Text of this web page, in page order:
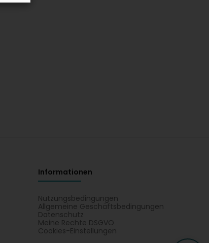
Informationen
Nutzungsbedingungen
Allgemeine Geschäftsbedingungen
Datenschutz
Meine Rechte DSGVO
Cookies-Einstellungen